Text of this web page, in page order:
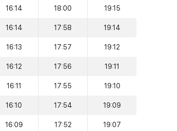
16:14 18:00 19:15
16:14 17:58 19:14
16:13 17:57 19:12
16:12 17:56 19:11
16:11 17:55 19:10
16:10 17:54 19:09
16:09 17:52 19:07